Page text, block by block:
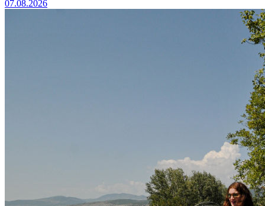
07.08.2026